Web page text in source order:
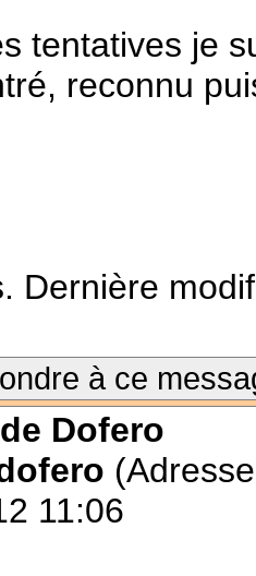
tentatives je
reconnu
Dernière
à ce
Dofero
11:06